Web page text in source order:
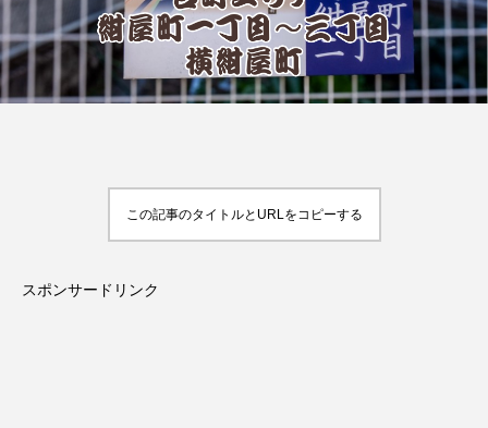
この記事のタイトルとURLをコピーする
スポンサードリンク